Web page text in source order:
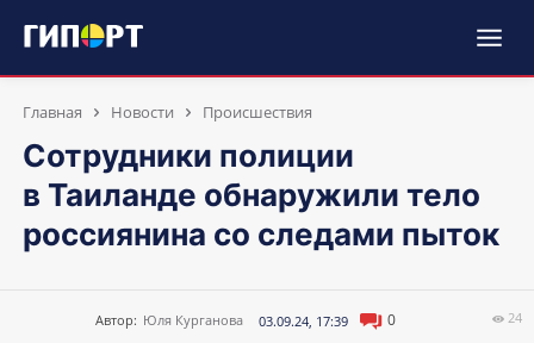
Главная Новости Происшествия
Сотрудники полиции
в Таиланде обнаружили тело
россиянина со следами пыток
Автор: Юля Курганова 03.09.24, 17:39 0 24